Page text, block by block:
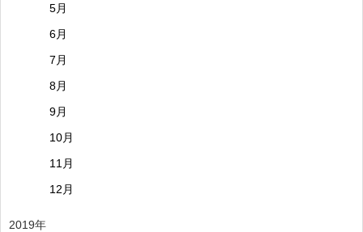
5月
6月
7月
8月
9月
10月
11月
12月
2019年